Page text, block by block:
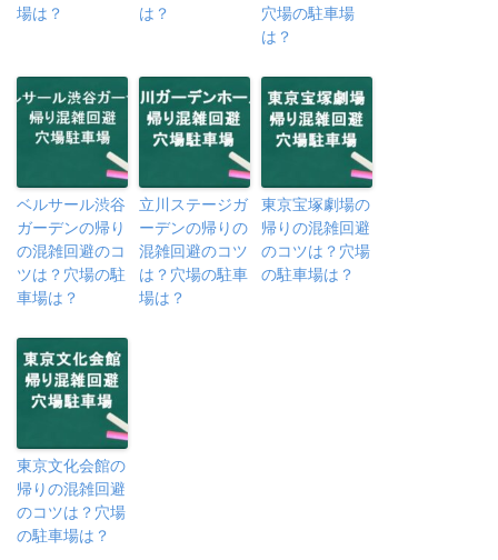
場は？
は？
穴場の駐車場
は？
ベルサール渋谷
ガーデンの帰り
の混雑回避のコ
ツは？穴場の駐
車場は？
立川ステージガ
ーデンの帰りの
混雑回避のコツ
は？穴場の駐車
場は？
東京宝塚劇場の
帰りの混雑回避
のコツは？穴場
の駐車場は？
東京文化会館の
帰りの混雑回避
のコツは？穴場
の駐車場は？